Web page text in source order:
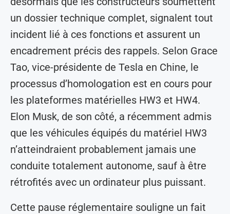
un dossier technique complet, signalent tout
incident lié à ces fonctions et assurent un
encadrement précis des rappels. Selon Grace
Tao, vice-présidente de Tesla en Chine, le
processus d’homologation est en cours pour
les plateformes matérielles HW3 et HW4.
Elon Musk, de son côté, a récemment admis
que les véhicules équipés du matériel HW3
n’atteindraient probablement jamais une
conduite totalement autonome, sauf à être
rétrofités avec un ordinateur plus puissant.
Cette pause réglementaire souligne un fait